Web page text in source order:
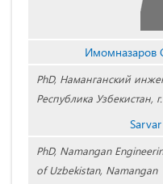
Имомназаров
PhD, Наманганский
Республика Узбекистан,
PhD, Namangan
of Uzbekistan, Namangan